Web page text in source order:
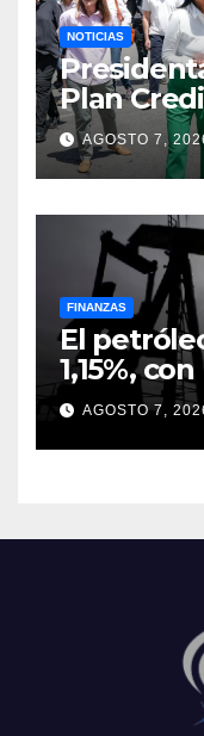
NOTICIAS
Plan
Directo
Juntas
AGOSTO 7,
FINANZAS
El
1,15%,
elAGOSTO 7,